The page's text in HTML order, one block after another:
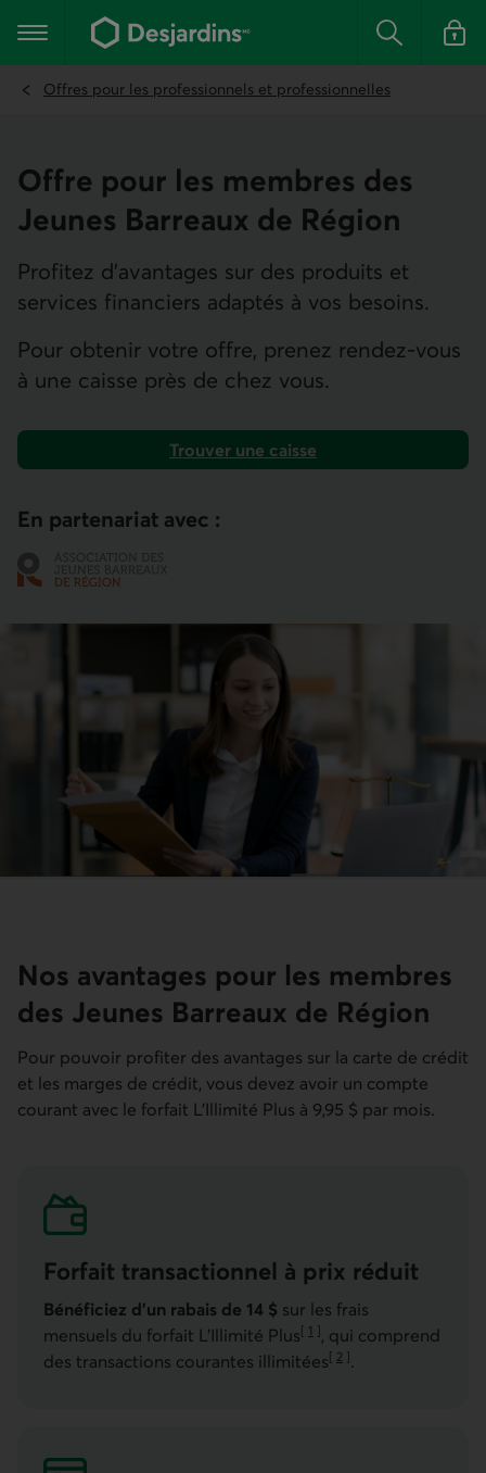
contenu
Menu principal Rechercher
Se
Offres pour les professionnels et professionnelles
Offre pour les membres des
Jeunes Barreaux de Région
Profitez d’avantages sur des produits et
services financiers adaptés à vos besoins.
Pour obtenir votre offre, prenez rendez-vous
à une caisse près de chez vous.
Trouver une caisse
En partenariat avec :
Nos avantages pour les membres
des Jeunes Barreaux de Région
Pour pouvoir profiter des avantages sur la carte de crédit
et les marges de crédit, vous devez avoir un compte
courant avec le forfait L’Illimité Plus à 9,95 $ par mois.
Forfait transac­tionnel à prix réduit
Bénéficiez d’un rabais de 14 $ sur les frais
mensuels du forfait L’Illimité Plus[ 1 ]
Aller à la note
, qui comprend
des transactions courantes illimitées[ 2 ]
Aller à la note
.